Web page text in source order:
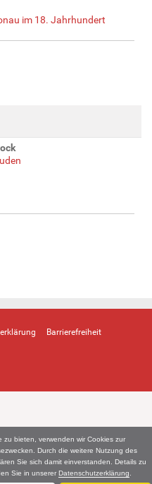
zu bieten, verwenden wir Cookies zur
Durch die weitere Nutzung des
Sie sich damit einverstanden. Details zu
Sie in unserer Datenschutzerklärung
im 18. Jahrhundert
Barrierefreiheit